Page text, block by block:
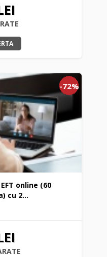
-72%
online (60
cu 2...